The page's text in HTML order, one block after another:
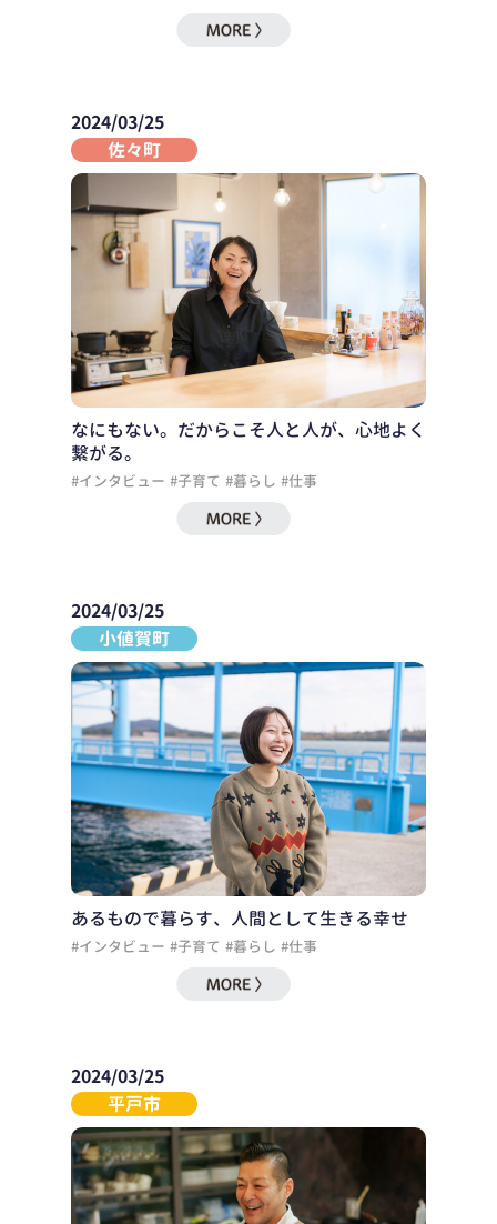
2024/03/25
佐々町
なにもない。だからこそ人と人が、心地よく
繋がる。
#インタビュー #子育て #暮らし #仕事
2024/03/25
小値賀町
あるもので暮らす、人間として生きる幸せ
#インタビュー #子育て #暮らし #仕事
2024/03/25
平戸市